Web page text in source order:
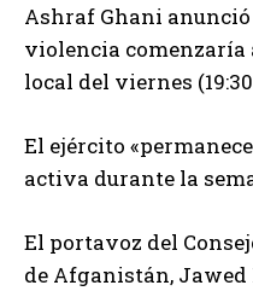
Ashraf Ghani
violencia comenzaría
local del viernes
El ejército
activa durante la
El portavoz del
de Afganistán,